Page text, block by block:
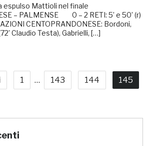
espulso Mattioli nel finale
– PALMENSE 0 – 2 RETI: 5’ e 50’ (r)
CENTOPRANDONESE: Bordoni,
Claudio Testa), Gabrielli, […]
1 … 143 144 145